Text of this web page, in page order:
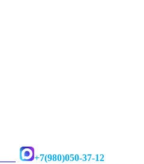
+7(980)050-37-12